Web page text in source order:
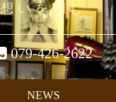
想いを刻む
079-426-2622
NEWS